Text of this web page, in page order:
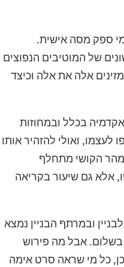
ספק מסה אישית.
של המוטיבים הנפוצים
אלה את אלה וכיצד
בכלל ובמחוזות
ואולי להזהיר אותו
הקושי מתחלף
אלא גם שיעור בקריאה
ובמרתף הבניין נמצא
אבל מה פירוש
כל מי שראה סרט אימה